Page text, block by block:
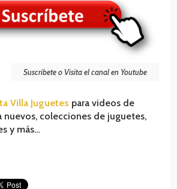
Suscribete o Visita el canal en Youtube
Villa Juguetes para videos de
nuevos, colecciones de juguetes,
y más…